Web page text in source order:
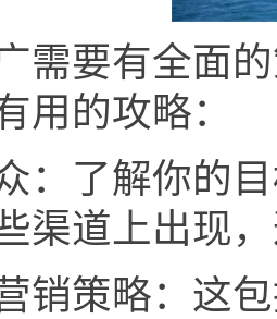
需要有全面
用的攻略：
：了解你的
渠道上出现
销策略：这